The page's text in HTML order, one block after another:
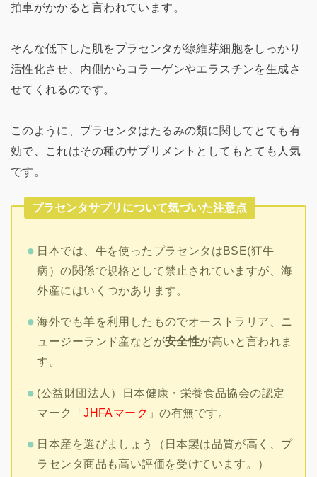
拍車がかかると言われています。
そんな低下した肌をプラセンタが線維芽細胞をしっかり
活性化させ、内側からコラーゲンやエラスチンを生成さ
せてくれるのです。
このように、プラセンタはたるみの類に関してとても有
効で、これはその種のサプリメントとしてもとても人気
です。
プラセンタサプリについて気づいた注意点
日本では、牛を使ったプラセンタはBSE(狂牛
病）の関係で規格として禁止されていますが、海
外産にはいくつかあります。
海外でも羊を利用したものでオーストラリア、ニ
ュージーランド産などが安全性が高いと言われま
す。
(公益財団法人）日本健康・栄養食品協会の認定
マーク「JHFAマーク 」の有無です。
日本産を選びましょう（日本製は品質が高く、プ
ラセンタ商品も高い評価を受けています。）